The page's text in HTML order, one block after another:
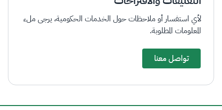
لأي استفسار أو ملاحظات حول الخدمات الحكومية، يرجى ملء
المعلومات المطلوبة.
تواصل معنا